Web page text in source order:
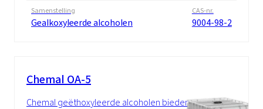
Samenstelling
Gealkoxyleerde alcoholen
CAS-nr.
9004-98-2
Chemal OA-5
Chemal geëthoxyleerde alcoholen bieden